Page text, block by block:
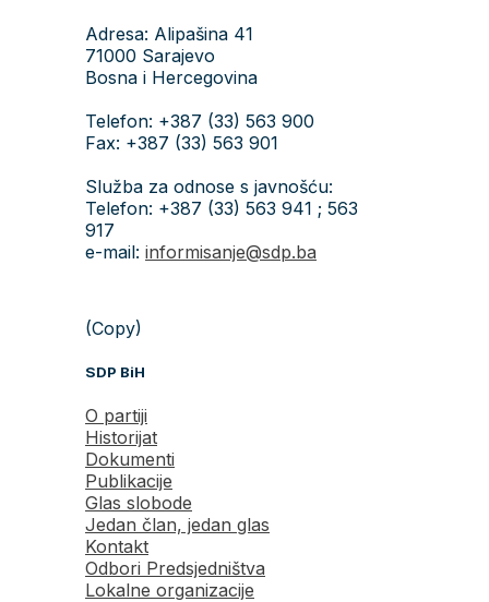
Adresa: Alipašina 41
71000 Sarajevo
Bosna i Hercegovina
Telefon: +387 (33) 563 900
Fax: +387 (33) 563 901
Služba za odnose s javnošću:
Telefon: +387 (33) 563 941 ; 563
917
e-mail: informisanje@sdp.ba
(Copy)
SDP BiH
O partiji
Historijat
Dokumenti
Publikacije
Glas slobode
Jedan član, jedan glas
Kontakt
Odbori Predsjedništva
Lokalne organizacije